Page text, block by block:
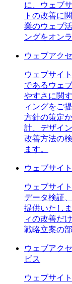
に、ウェブ
トの改善に
業のウェブ
ングをオン
ウェブアク
ウェブサイ
であるウェ
やすさに関
ィングをご
方針の策定
計、デザイ
改善方法の
ます。
ウェブサイ
ウェブサイ
データ検証
提供いたし
ィの改善だ
戦略立案の
ウェブアク
ビス
ウェブサイ